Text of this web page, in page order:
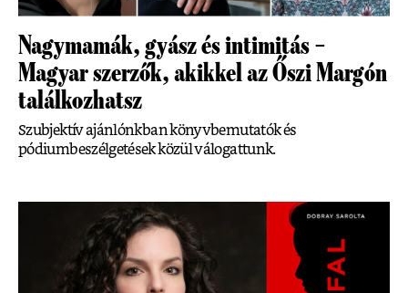
Nagymamák, gyász és intimitás –
Magyar szerzők, akikkel az Őszi Margón
találkozhatsz
Szubjektív ajánlónkban könyvbemutatók és
pódiumbeszélgetések közül válogattunk.